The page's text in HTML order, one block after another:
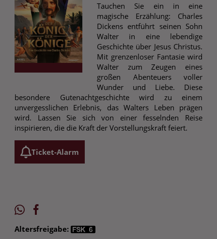
Tauchen Sie ein in eine
magische Erzählung: Charles
Dickens entführt seinen Sohn
Walter in eine lebendige
Geschichte über Jesus Christus.
Mit grenzenloser Fantasie wird
Walter zum Zeugen eines
großen Abenteuers voller
Wunder und Liebe. Diese
besondere Gutenachtgeschichte wird zu einem
unvergesslichen Erlebnis, das Walters Leben prägen
wird. Lassen Sie sich von einer fesselnden Reise
inspirieren, die die Kraft der Vorstellungskraft feiert.
Ticket-Alarm
Altersfreigabe: